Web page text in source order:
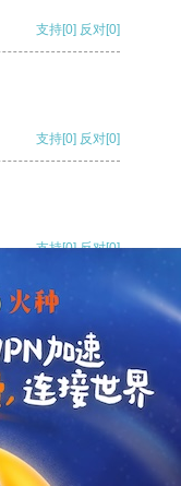
支持[0] 反对[0]
支持[0] 反对[0]
支持[0] 反对[0]
支持[0] 反对
支持